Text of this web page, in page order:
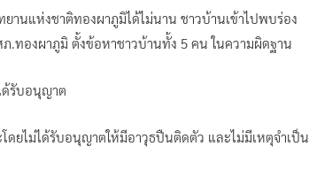
านแห่งชาติทองผาภูมิได้ไม่นาน ชาวบ้านเข้าไปพบร่อง
.ทองผาภูมิ ตั้งข้อหาชาวบ้านทั้ง 5 คน ในความผิดฐาน
ด้รับอนุญาต
ยไม่ได้รับอนุญาตให้มีอาวุธปืนติดตัว และไม่มีเหตุจำเป็น